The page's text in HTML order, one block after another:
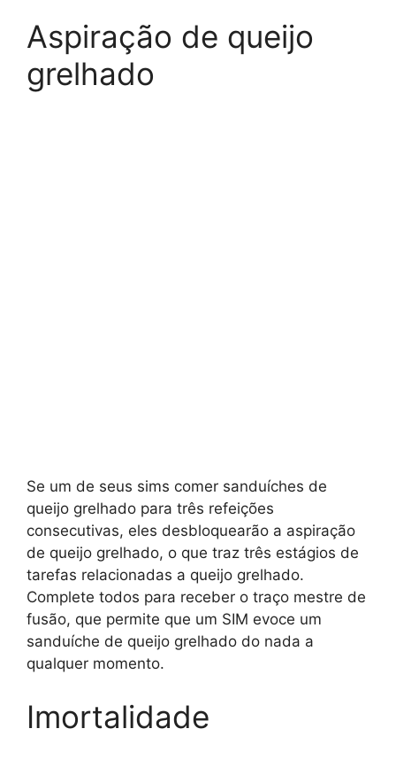
Aspiração de queijo
grelhado
Se um de seus sims comer sanduíches de
queijo grelhado para três refeições
consecutivas, eles desbloquearão a aspiração
de queijo grelhado, o que traz três estágios de
tarefas relacionadas a queijo grelhado.
Complete todos para receber o traço mestre de
fusão, que permite que um SIM evoce um
sanduíche de queijo grelhado do nada a
qualquer momento.
Imortalidade